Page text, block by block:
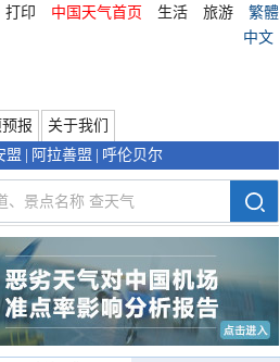
打印 中国天气首页 生活 旅游
繁體
中文
报
关于我们
盟 阿拉善盟 呼伦贝尔